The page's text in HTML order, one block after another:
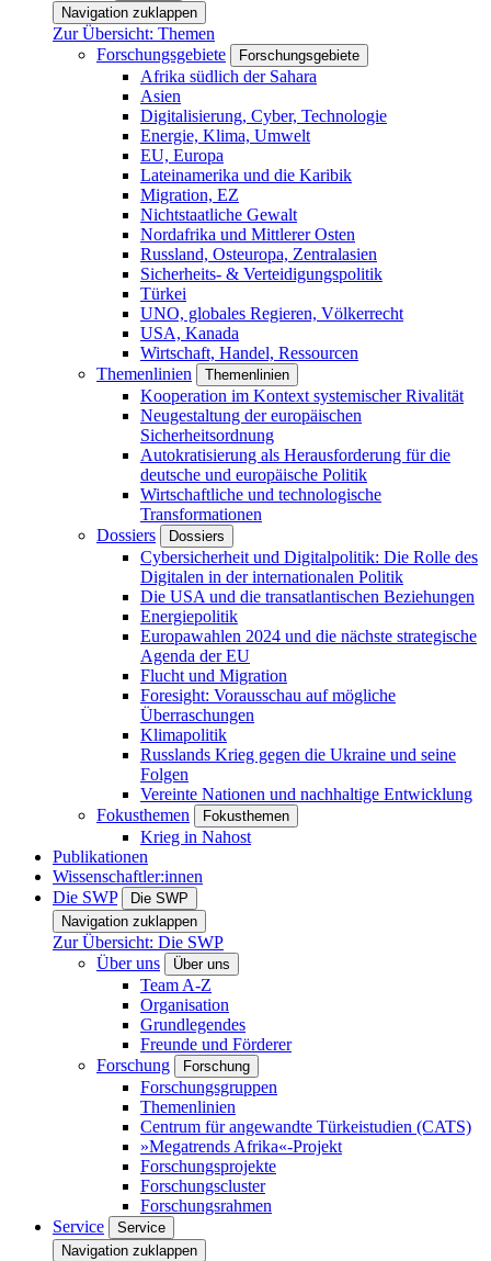
Navigation zuklappen
Zur Übersicht: Themen
Forschungsgebiete
Forschungsgebiete
Afrika südlich der Sahara
Asien
Digitalisierung, Cyber, Technologie
Energie, Klima, Umwelt
EU, Europa
Lateinamerika und die Karibik
Migration, EZ
Nichtstaatliche Gewalt
Nordafrika und Mittlerer Osten
Russland, Osteuropa, Zentralasien
Sicherheits- & Verteidigungspolitik
Türkei
UNO, globales Regieren, Völkerrecht
USA, Kanada
Wirtschaft, Handel, Ressourcen
Themenlinien
Themenlinien
Kooperation im Kontext systemischer Rivalität
Neugestaltung der europäischen
Sicherheitsordnung
Autokratisierung als Herausforderung für die
deutsche und europäische Politik
Wirtschaftliche und technologische
Transformationen
Dossiers
Dossiers
Cybersicherheit und Digitalpolitik: Die Rolle des
Digitalen in der internationalen Politik
Die USA und die transatlantischen Beziehungen
Energiepolitik
Europawahlen 2024 und die nächste strategische
Agenda der EU
Flucht und Migration
Foresight: Vorausschau auf mögliche
Überraschungen
Klimapolitik
Russlands Krieg gegen die Ukraine und seine
Folgen
Vereinte Nationen und nachhaltige Entwicklung
Fokusthemen
Fokusthemen
Krieg in Nahost
Publikationen
Wissenschaftler:innen
Die SWP
Die SWP
Navigation zuklappen
Zur Übersicht: Die SWP
Über uns
Über uns
Team A-Z
Organisation
Grundlegendes
Freunde und Förderer
Forschung
Forschung
Forschungsgruppen
Themenlinien
Centrum für angewandte Türkeistudien (CATS)
»Megatrends Afrika«-Projekt
Forschungsprojekte
Forschungscluster
Forschungsrahmen
Service
Service
Navigation zuklappen